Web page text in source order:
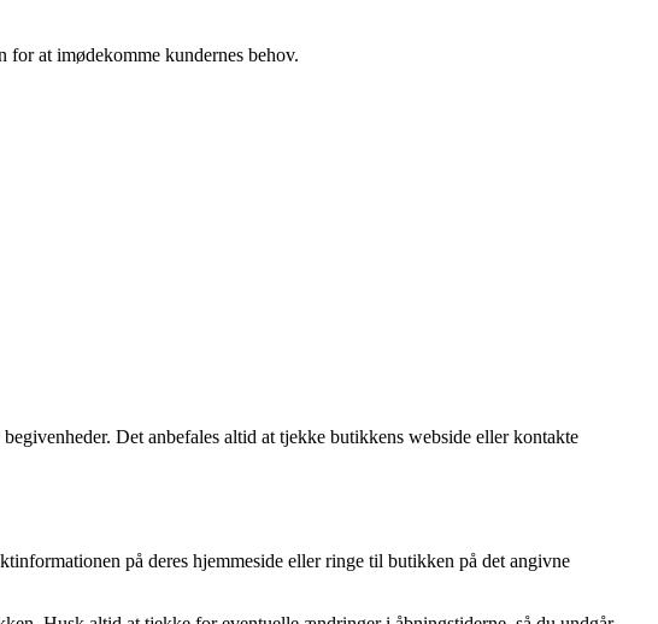
at imødekomme kundernes behov.
Det anbefales altid at tjekke butikkens webside eller kontakte
på deres hjemmeside eller ringe til butikken på det angivne